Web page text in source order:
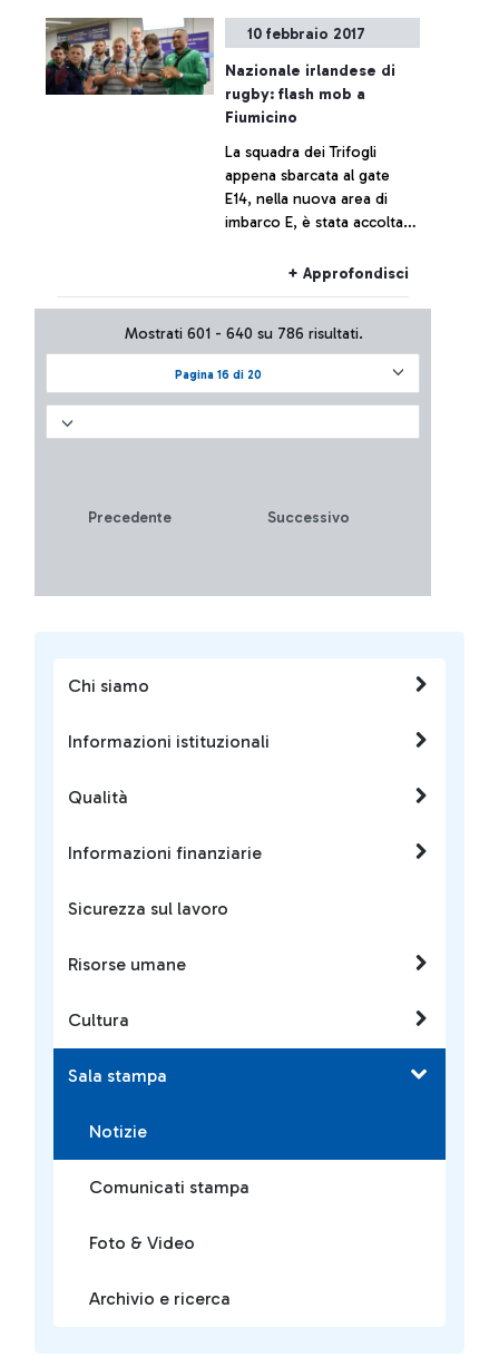
Chi siamo
Informazioni istituzionali
Qualità
Informazioni finanziarie
Sicurezza sul lavoro
Risorse umane
Cultura
Sala stampa
Notizie
Comunicati stampa
Foto & Video
Archivio e ricerca
10 febbraio 2017
Nazionale irlandese di
rugby: flash mob a
Fiumicino
La squadra dei Trifogli
appena sbarcata al gate
E14, nella nuova area di
imbarco E, è stata accolta e
"Ireland’s Call"; coinvolti
anche tanti passeggeri e
+ Approfondisci
Pagina 16 di 20
Mostrati 601 - 640 su 786 risultati.
Precedente Successivo